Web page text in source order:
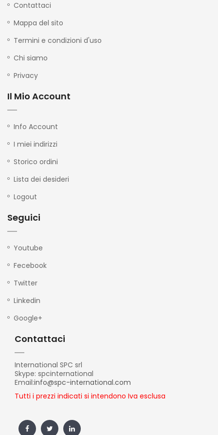
Contattaci
Mappa del sito
Termini e condizioni d'uso
Chi siamo
Privacy
Il Mio Account
Info Account
I miei indirizzi
Storico ordini
Lista dei desideri
Logout
Seguici
Youtube
Fecebook
Twitter
Linkedin
Google+
Contattaci
International SPC srl
Skype: spcinternational
Email:info@spc-international.com
Tutti i prezzi indicati si intendono Iva esclusa